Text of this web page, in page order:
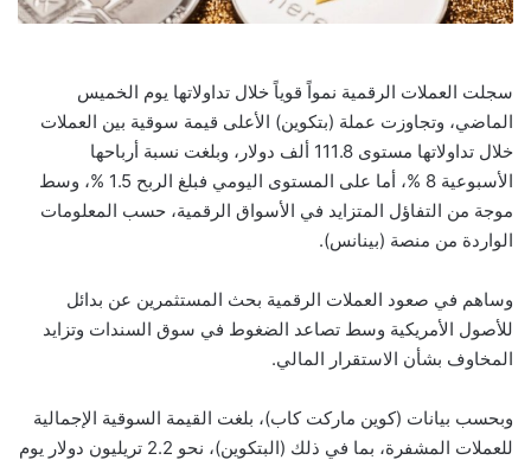
سجلت العملات الرقمية نمواً قوياً خلال تداولاتها يوم الخميس
الماضي، وتجاوزت عملة (بتكوين) الأعلى قيمة سوقية بين العملات
خلال تداولاتها مستوى 111.8 ألف دولار، وبلغت نسبة أرباحها
الأسبوعية 8 %، أما على المستوى اليومي فبلغ الربح 1.5 %، وسط
موجة من التفاؤل المتزايد في الأسواق الرقمية، حسب المعلومات
الواردة من منصة (بينانس).
وساهم في صعود العملات الرقمية بحث المستثمرين عن بدائل
للأصول الأمريكية وسط تصاعد الضغوط في سوق السندات وتزايد
المخاوف بشأن الاستقرار المالي.
وبحسب بيانات (كوين ماركت كاب)، بلغت القيمة السوقية الإجمالية
للعملات المشفرة، بما في ذلك (البتكوين)، نحو 2.2 تريليون دولار يوم